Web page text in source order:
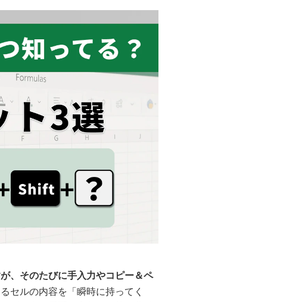
、そのたびに手入力やコピー＆ペ
セルの内容を「瞬時に持ってく